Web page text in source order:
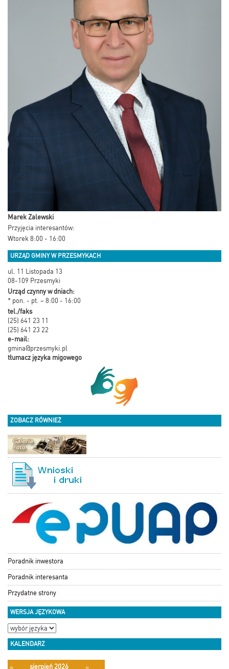
Marek Zalewski
Przyjęcia interesantów:
Wtorek 8:00 - 16:00
URZĄD GMINY W PRZESMYKACH
ul. 11 Listopada 13
08-109 Przesmyki
Urząd czynny w dniach:
* pon. - pt. – 8:00 - 16:00
tel./faks
(25) 641 23 11
(25) 641 23 22
e-mail:
gmina@przesmyki.pl
tłumacz języka migowego
ZOBACZ RÓWNIEŻ
Poradnik inwestora
Poradnik interesanta
Przydatne strony
WERSJA JĘZYKOWA
KALENDARZ
« sierpień 2026 »